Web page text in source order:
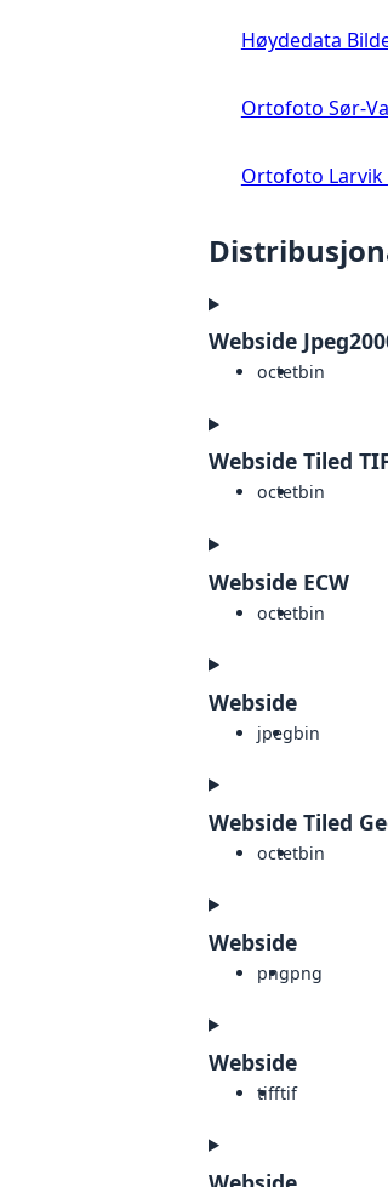
Høydedata
Ortofoto Sør-
Ortofoto Larvik
Webside
octetbin
Webside Tiled
octetbin
Webside ECW
octetbin
Webside
jpegbin
Webside Tiled
octetbin
Webside
pngpng
Webside
tifftif